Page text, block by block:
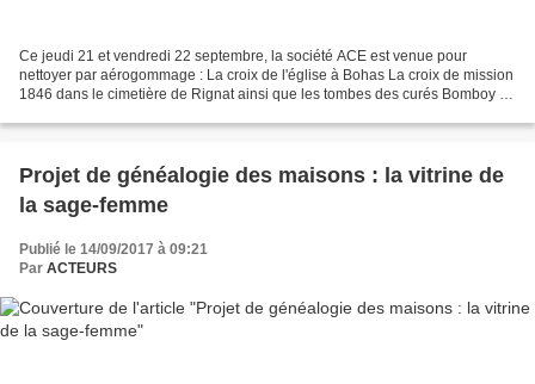
Ce jeudi 21 et vendredi 22 septembre, la société ACE est venue pour
nettoyer par aérogommage : La croix de l'église à Bohas La croix de mission
1846 dans le cimetière de Rignat ainsi que les tombes des curés Bomboy et
Projet de généalogie des maisons : la vitrine de
la sage-femme
Publié le 14/09/2017 à 09:21
Par ACTEURS